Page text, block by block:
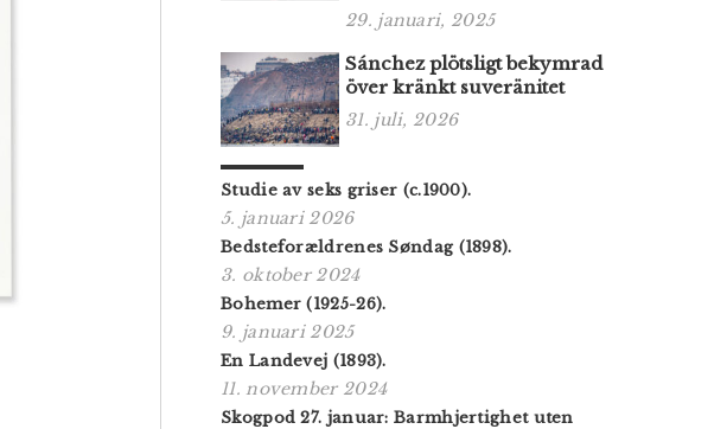
29. januari, 2025
Sánchez plötsligt bekymrad
över kränkt suveränitet
31. juli, 2026
Studie av seks griser (c.1900).
5. januari 2026
Bedsteforældrenes Søndag (1898).
3. oktober 2024
Bohemer (1925-26).
9. januari 2025
En Landevej (1893).
11. november 2024
Skogpod 27. januar: Barmhjertighet uten